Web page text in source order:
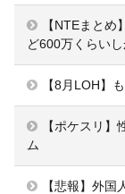
【NTEまと
ど600万くらい
【8月LOH】
【ポケスリ
ム
【悲報】外